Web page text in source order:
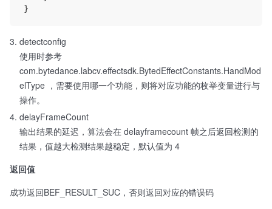
detectconfig
使用时参考
com.bytedance.labcv.effectsdk.BytedEffectConstants.HandMod
elType ，需要使用哪一个功能，则将对应功能的枚举变量进行与
操作。
delayFrameCount
输出结果的延迟，算法会在 delayframecount 帧之后返回检测的
结果，值越大检测结果越稳定，默认值为 4
返回值
成功返回BEF_RESULT_SUC，否则返回对应的错误码